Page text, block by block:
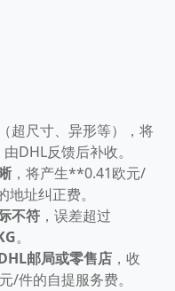
（超尺寸、异形等），将
DHL反馈后补收。
，将产生**0.41欧元/
址纠正费。
不符 ，误差超过
。
邮局或零售店 ，收
/件的自提服务费。